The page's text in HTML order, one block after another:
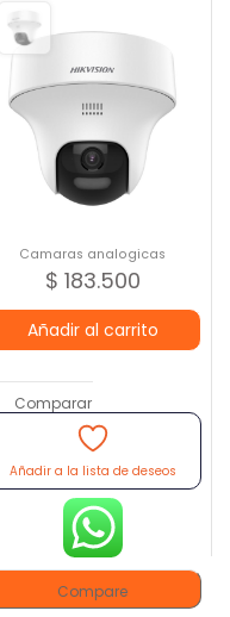
Camaras analogicas
$ 183.500
Añadir al carrito
Comparar
Añadir a la lista de deseos
Compare